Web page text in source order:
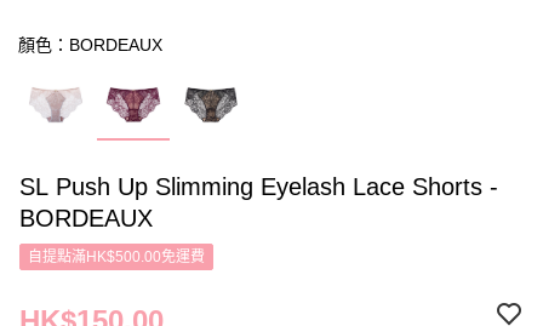
顏色：BORDEAUX
SL Push Up Slimming Eyelash Lace Shorts -
BORDEAUX
自提點滿HK$500.00免運費